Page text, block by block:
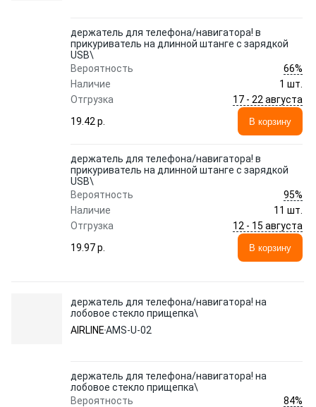
держатель для телефона/навигатора! в
прикуриватель на длинной штанге с зарядкой
USB\
Вероятность
66%
Наличие
1 шт.
Отгрузка
17 - 22 августа
19.42 p.
В корзину
держатель для телефона/навигатора! в
прикуриватель на длинной штанге с зарядкой
USB\
Вероятность
95%
Наличие
11 шт.
Отгрузка
12 - 15 августа
19.97 p.
В корзину
держатель для телефона/навигатора! на
лобовое стекло прищепка\
AIRLINEAMS-U-02
держатель для телефона/навигатора! на
лобовое стекло прищепка\
Вероятность
84%